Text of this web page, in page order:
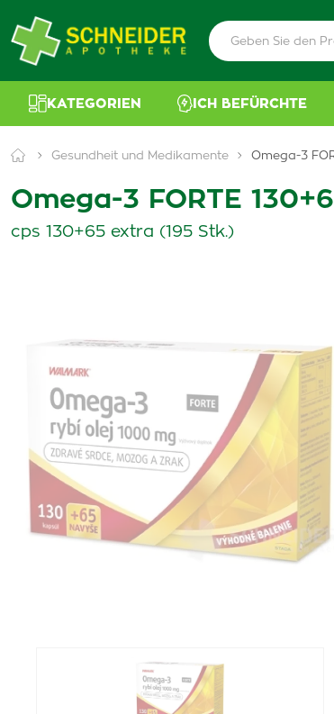
KATEGORIEN ICH BEFÜRCHTE
Gesundheit und Medikamente Omega-3
Omega-3 FORTE
cps 130+65 extra (195 Stk.)